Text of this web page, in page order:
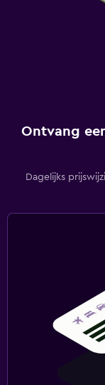
Ontvang
Dagelijks